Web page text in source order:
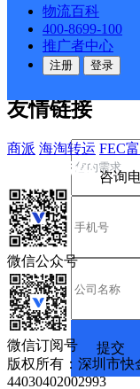
物流百科
400-8699-100
推广者中心
注册 登录
公司介绍 企业动态
合作伙伴 快递鸟
户隐私政策
友情链接
商派 海淘转运 FEC
咨询
微信公众号
微信订阅号
版权所有：深圳市
44030402002993